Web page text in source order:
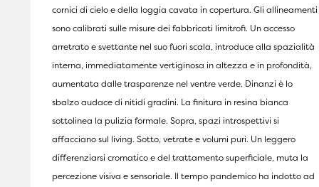
cornici di cielo e della loggia cavata in copertura. Gli allineamenti
sono calibrati sulle misure dei fabbricati limitrofi. Un accesso
arretrato e svettante nel suo fuori scala, introduce alla spazialità
interna, immediatamente vertiginosa in altezza e in profondità,
aumentata dalle trasparenze nel ventre verde. Dinanzi è lo
sbalzo audace di nitidi gradini. La finitura in resina bianca
sottolinea la pulizia formale. Sopra, spazi introspettivi si
affacciano sul living. Sotto, vetrate e volumi puri. Un leggero
differenziarsi cromatico e del trattamento superficiale, muta la
percezione visiva e sensoriale. Il tempo pandemico ha indotto ad